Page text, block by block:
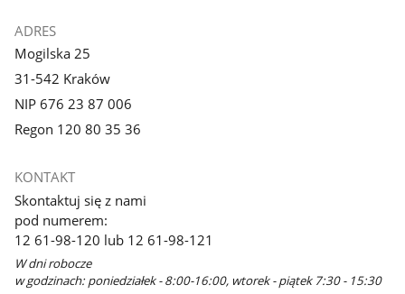
ADRES
Mogilska 25
31-542 Kraków
NIP 676 23 87 006
Regon 120 80 35 36
KONTAKT
Skontaktuj się z nami
pod numerem:
12 61-98-120 lub 12 61-98-121
W dni robocze
w godzinach: poniedziałek - 8:00-16:00, wtorek - piątek 7:30 - 15:30